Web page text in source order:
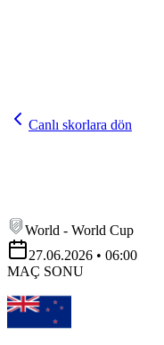
Canlı skorlara dön
World - World Cup
27.06.2026 • 06:00
MAÇ SONU